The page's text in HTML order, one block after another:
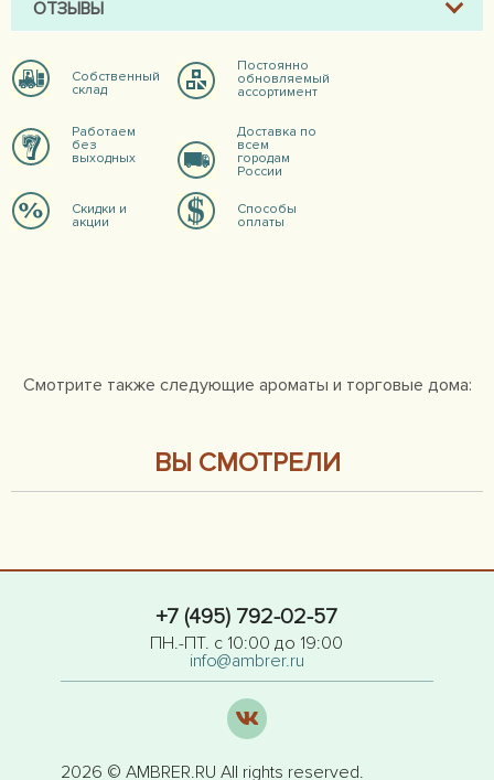
ОТЗЫВЫ
Собственный
склад
Постоянно
обновляемый
ассортимент
Работаем
без
выходных
Доставка по
всем
городам
России
Скидки и
акции
Способы
оплаты
Смотрите также следующие ароматы и торговые дома:
ВЫ СМОТРЕЛИ
+7 (495) 792-02-57
ПН.-ПТ. с 10:00 до 19:00
info@ambrer.ru
2026 © AMBRER.RU All rights reserved.